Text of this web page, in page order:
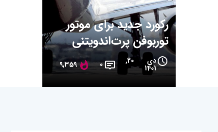
رکورد جدید برای موتور
توربوفن پرت‌اندویتنی
دی 20,
1401
0
9,359